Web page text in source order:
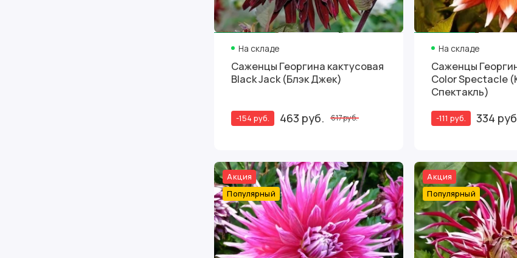
На складе
Саженцы Георгина кактусовая
Black Jack (Блэк Джек)
-154 руб. 463 руб. 617 руб.
На складе
Саженцы
Color Spectacle
Спектакль)
-111 руб. 334
Акция
Популярный
Акция
Популярный